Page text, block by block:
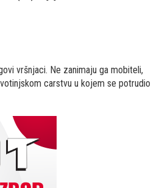
vršnjaci. Ne zanimaju ga mobiteli,
carstvu u kojem se potrudio